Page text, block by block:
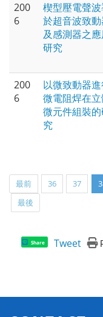
200
6
楔型壓電聲
於超音波致動
及感測器之
研究
200
6
以微致動器
微電阻焊在立
微元件組裝
究
最前 36 37
最後
Share Tweet